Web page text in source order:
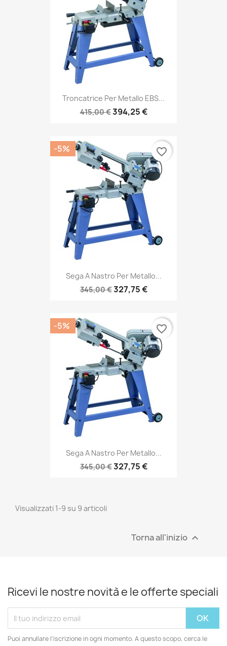
Troncatrice Per Metallo EBS...
415,00 €394,25 €
Sega A Nastro Per Metallo...
345,00 €327,75 €
-5% favorite_border
Sega A Nastro Per Metallo...
345,00 €327,75 €
-5% favorite_border
Visualizzati 1-9 su 9 articoli
Torna all'inizio 
Ricevi le nostre novità e le offerte speciali
Puoi annullare l'iscrizione in ogni momento. A questo scopo, cerca le